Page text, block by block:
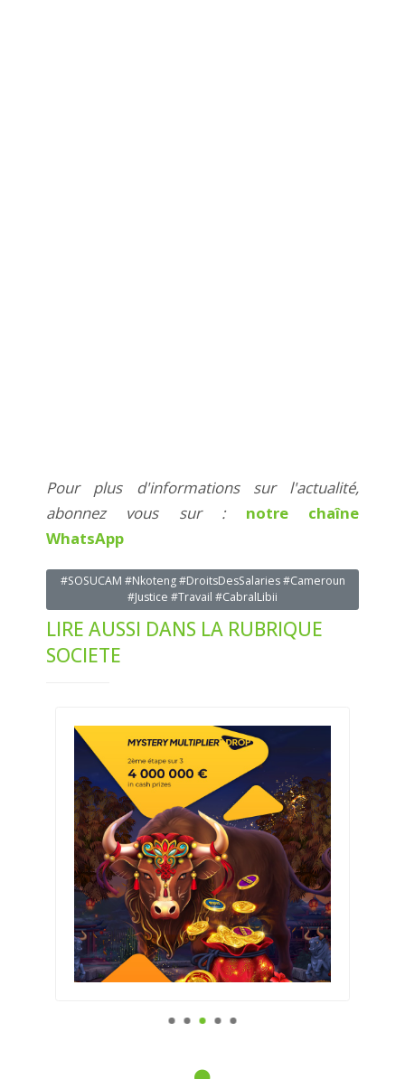
Pour plus d'informations sur l'actualité,
abonnez vous sur : notre chaîne
WhatsApp
#SOSUCAM #Nkoteng #DroitsDesSalaries #Cameroun
#Justice #Travail #CabralLibii
LIRE AUSSI DANS LA RUBRIQUE
SOCIETE